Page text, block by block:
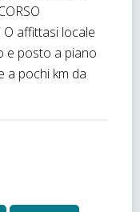
O affittasi locale
e posto a piano
a pochi km da